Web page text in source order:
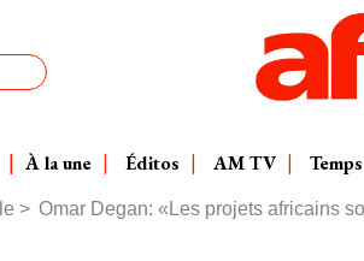
À la une Éditos AM TV
Omar Degan: «Les projets africains